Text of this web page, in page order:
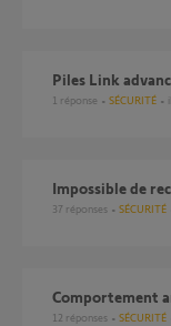
Piles Link
1 réponse SÉCURITÉ
Impossible de
37 réponses SÉCURITÉ
Comportement
12 réponses SÉCURITÉ